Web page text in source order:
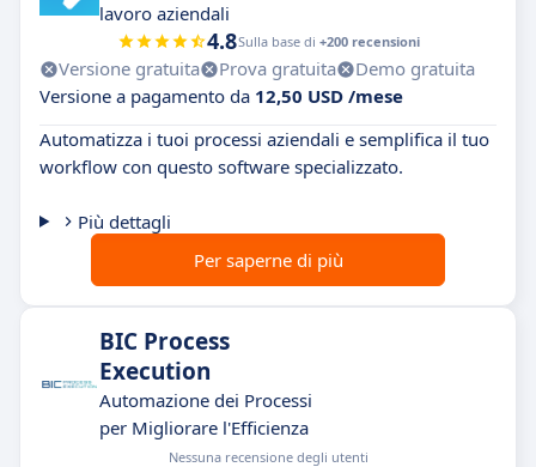
lavoro aziendali
4.8Sulla base di +200 recensioni
Versione gratuita Prova gratuita
Demo gratuita
Versione a pagamento da 12,50 USD /mese
Automatizza i tuoi processi aziendali e semplifica il tuo
workflow con questo software specializzato.
Più dettagli
Per saperne di più
BIC Process
Execution
Automazione dei Processi
per Migliorare l'Efficienza
Nessuna recensione degli utenti